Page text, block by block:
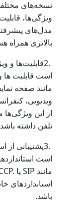
نسخه‌های
ویژگی‌ها،
مدل‌های
بالاتری همراه
2.قابلیت‌ها و
است قابلیت‌ ها
مانند صفحه
ویدیویی،
از این
تلفن داشته باشد
3.پشتیبانی از
است
مانند SIP یا
استانداردهای
باشد.